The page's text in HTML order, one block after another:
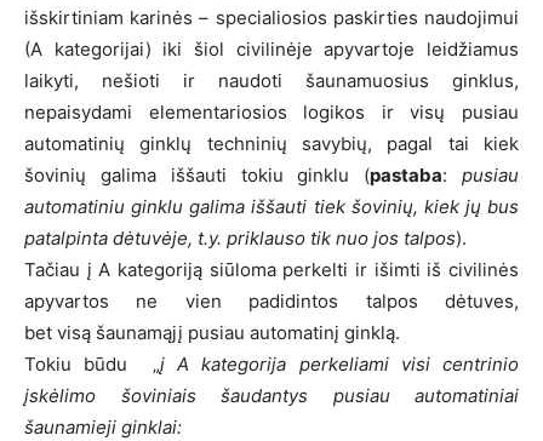
išskirtiniam karinės – specialiosios paskirties naudojimui
(A kategorijai) iki šiol civilinėje apyvartoje leidžiamus
laikyti, nešioti ir naudoti šaunamuosius ginklus,
nepaisydami elementariosios logikos ir visų pusiau
automatinių ginklų techninių savybių, pagal tai kiek
šovinių galima iššauti tokiu ginklu (pastaba:pusiau
automatiniu ginklu galima iššauti tiek šovinių, kiek jų bus
patalpinta dėtuvėje, t.y. priklauso tik nuo jos talpos).
Tačiau į A kategoriją siūloma perkelti ir išimti iš civilinės
apyvartos ne vien padidintos talpos dėtuves,
bet visą šaunamąjį pusiau automatinį ginklą.
Tokiu būdu „į A kategorija perkeliami visi centrinio
įskėlimo šoviniais šaudantys pusiau automatiniai
šaunamieji ginklai: